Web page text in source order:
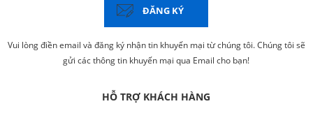
ĐĂNG KÝ
Vui lòng điền email và đăng ký nhận tin khuyến mại từ chúng tôi. Chúng tôi sẽ
gửi các thông tin khuyến mại qua Email cho bạn!
HỖ TRỢ KHÁCH HÀNG